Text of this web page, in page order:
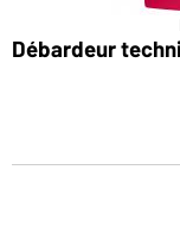
Débardeur